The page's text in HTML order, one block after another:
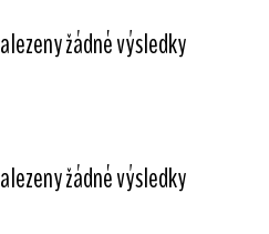
žádné výsledky
žádné výsledky